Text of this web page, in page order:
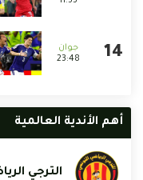
23:48
أهم الأندية العالمية
الترجي